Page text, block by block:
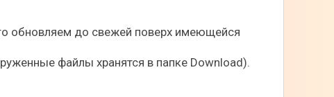
обновляем до свежей поверх имеющейся
файлы хранятся в папке Download).